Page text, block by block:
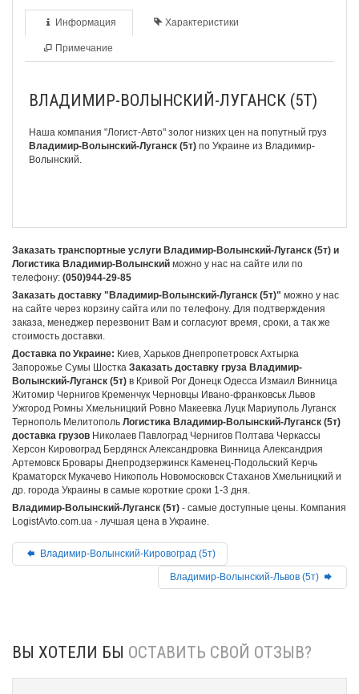
Информация Характеристики
Примечание
ВЛАДИМИР-ВОЛЫНСКИЙ-ЛУГАНСК (5Т)
Наша компания "Логист-Авто" золог низких цен на попутный груз
Владимир-Волынский-Луганск (5т) по Украине из Владимир-
Волынский.
Заказать транспортные услуги Владимир-Волынский-Луганск (5т) и
Логистика Владимир-Волынский можно у нас на сайте или по
телефону: (050)944-29-85
Заказать доставку "Владимир-Волынский-Луганск (5т)" можно у нас
на сайте через корзину сайта или по телефону. Для подтверждения
заказа, менеджер перезвонит Вам и согласуют время, сроки, а так же
стоимость доставки.
Доставка по Украине: Киев, Харьков Днепропетровск Ахтырка
Запорожье Сумы Шостка Заказать доставку груза Владимир-
Волынский-Луганск (5т) в Кривой Рог Донецк Одесса Измаил Винница
Житомир Чернигов Кременчук Черновцы Ивано-франковськ Львов
Ужгород Ромны Хмельницкий Ровно Макеевка Луцк Мариуполь Луганск
Тернополь Мелитополь Логистика Владимир-Волынский-Луганск (5т)
доставка грузов Николаев Павлоград Чернигов Полтава Черкассы
Херсон Кировоград Бердянск Александровка Винница Александрия
Артемовск Бровары Днепродзержинск Каменец-Подольский Керчь
Краматорск Мукачево Никополь Новомосковск Стаханов Хмельницкий и
др. города Украины в самые короткие сроки 1-3 дня.
Владимир-Волынский-Луганск (5т) - самые доступные цены. Компания
LogistAvto.com.ua - лучшая цена в Украине.
Владимир-Волынский-Кировоград (5т)
Владимир-Волынский-Львов (5т)
ВЫ ХОТЕЛИ БЫ ОСТАВИТЬ СВОЙ ОТЗЫВ?